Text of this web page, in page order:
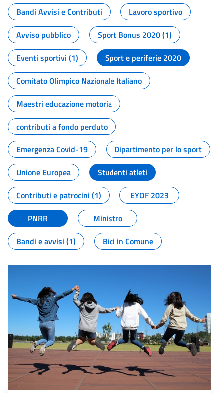
Bandi Avvisi e Contributi
Lavoro sportivo
Avviso pubblico
Sport Bonus 2020 (1)
Eventi sportivi (1)
Sport e periferie 2020
Comitato Olimpico Nazionale Italiano
Maestri educazione motoria
contributi a fondo perduto
Emergenza Covid-19
Dipartimento per lo sport
Unione Europea
Studenti atleti
Contributi e patrocini (1)
EYOF 2023
PNRR
Ministro
Bandi e avvisi (1)
Bici in Comune